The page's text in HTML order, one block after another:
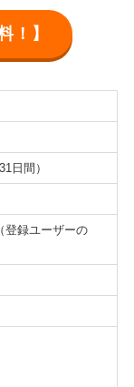
！】
日間）
登録ユーザーの